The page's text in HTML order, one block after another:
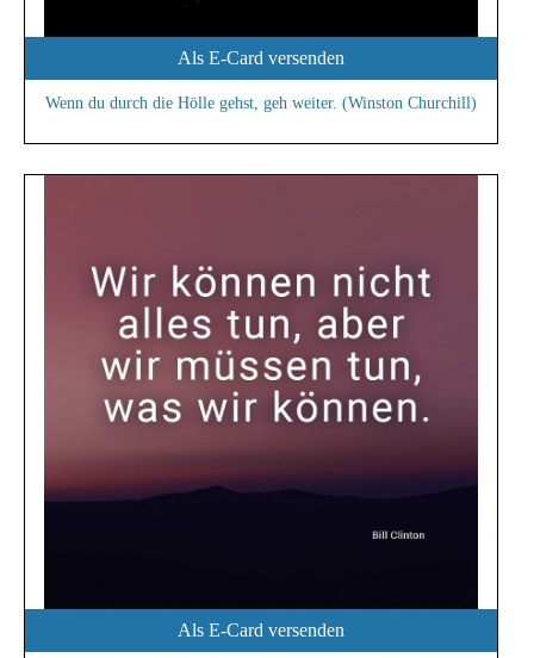
Als E-Card versenden
Wenn du durch die Hölle gehst, geh weiter. (Winston Churchill)
Als E-Card versenden